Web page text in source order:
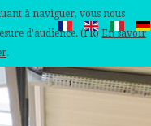
à naviguer, vous nous
d'audience. (FR) En savoir
.